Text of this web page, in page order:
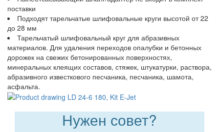
поставки
Подходят тарельчатые шлифовальные круги высотой от 22
до 28 мм
Тарельчатый шлифовальный круг для абразивных
материалов. Для удаления переходов опалубки и бетонных
дорожек на свежих бетонированных поверхностях,
минеральных клеящих составов, стяжек, штукатурки, раствора,
абразивного известкового песчаника, песчаника, шамота,
асфальта.
Нужен совет?